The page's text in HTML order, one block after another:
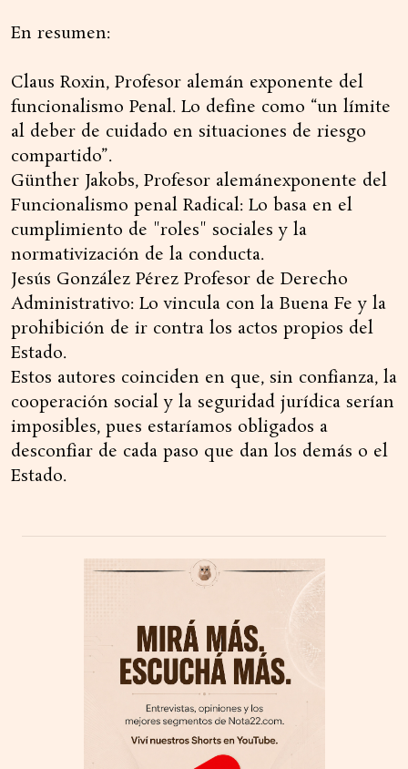
En resumen:
Claus Roxin, Profesor alemán exponente del
funcionalismo Penal. Lo define como “un límite
al deber de cuidado en situaciones de riesgo
compartido”.
Günther Jakobs, Profesor alemánexponente del
Funcionalismo penal Radical: Lo basa en el
cumplimiento de "roles" sociales y la
normativización de la conducta.
Jesús González Pérez Profesor de Derecho
Administrativo: Lo vincula con la Buena Fe y la
prohibición de ir contra los actos propios del
Estado.
Estos autores coinciden en que, sin confianza, la
cooperación social y la seguridad jurídica serían
imposibles, pues estaríamos obligados a
desconfiar de cada paso que dan los demás o el
Estado.